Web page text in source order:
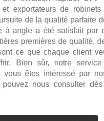
et exportateurs de
de la qualité parfaite
à angle a été satisfait par
premières de qualité,
ce que chaque client
Bien sûr, notre
vous êtes intéressé par
nous consulter